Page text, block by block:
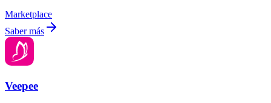
Marketplace
Saber más
Veepee